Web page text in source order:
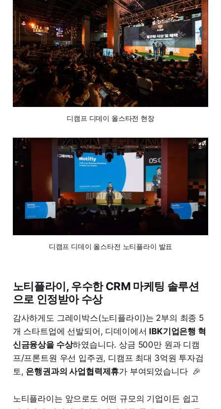
디캠프 디데이 올스타전 현장
디캠프 디데이 올스타전 노티플라이 발표
노티플라이, 우수한 CRM 마케팅 솔루션
으로 인정받아 수상
감사하게도 그레이박스(노티플라이)는 2부의 최종 5
개 스타트업에 선발되어, 디데이에서 IBK기업은행 혁
신금융상을 수상하였습니다. 상금 500만 원과 디캠
프/프론트원 우선 입주권, 디캠프 최대 3억원 투자검
토, 은행권과의 사업협력제휴가 부여되었습니다 🎉
노티플라이는 앞으로도 어떤 규모의 기업이든 쉽고